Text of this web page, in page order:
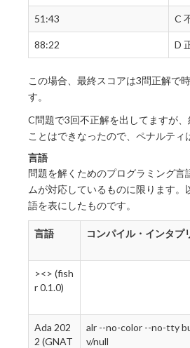
51:43 C
88:22 D
この場合、最終スコアは3問正解で
す。
C問題で3回不正解を出してますが
ことはできなったので、ペナルティ
言語
問題を解くためのプログラミング
ムが対応しているものに限ります
語を表にしたものです。
言語 コンパイル・インタプ
><> (fish
r 0.1.0)
Ada 202
2 (GNAT
alr --no-color --no-tty
v/null